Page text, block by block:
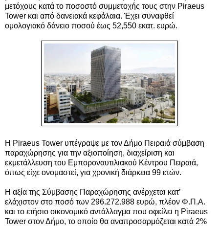
μετόχους κατά το ποσοστό συμμετοχής τους στην Piraeus
Tower και από δανειακά κεφάλαια. Έχει συναφθεί
ομολογιακό δάνειο ποσού έως 52,550 εκατ. ευρώ.
Η Piraeus Tower υπέγραψε με τον Δήμο Πειραιά σύμβαση
παραχώρησης για την αξιοποίηση, διαχείριση και
εκμετάλλευση του Εμποροναυτιλιακού Κέντρου Πειραιά,
όπως είχε ονομαστεί, για χρονική διάρκεια 99 ετών.
Η αξία της Σύμβασης Παραχώρησης ανέρχεται κατ’
ελάχιστον στο ποσό των 296.272.988 ευρώ, πλέον Φ.Π.Α.
και το ετήσιο οικονομικό αντάλλαγμα που οφείλει η Piraeus
Tower στον Δήμο, το οποίο θα αναπροσαρμόζεται κατά 2%